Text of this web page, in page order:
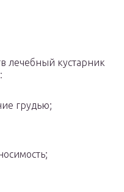
лечебный кустарник
грудью;